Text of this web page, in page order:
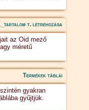
t. létrehozása
az Oid mező
méretű
Termékek táblái
gyakran
gyűjtjük.